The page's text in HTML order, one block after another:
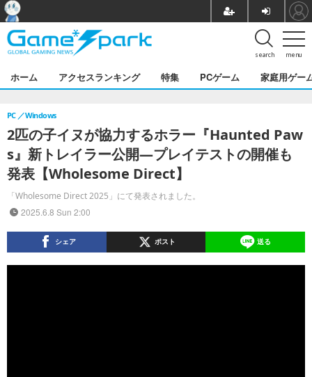
menu
search
ホーム アクセスランキング 特集 PCゲーム 家庭用ゲー
2匹の子イヌが協力するホラー『Haunted Paw
s』新トレイラー公開―プレイテストの開催も
発表【Wholesome Direct】
「Wholesome Direct 2025」にて発表されました。
PC Windows
2025.6.8 Sun 2:00
シェア ポスト 送る